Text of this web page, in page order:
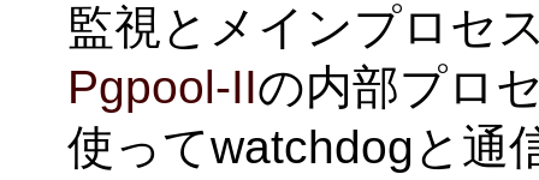
監視とメインプロセ
Pgpool-IIの内部プロ
使ってwatchdogと通